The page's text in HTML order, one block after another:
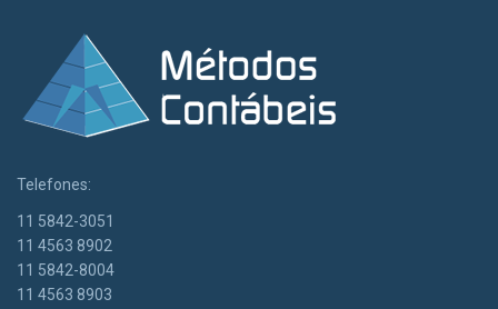
Telefones:
11 5842-3051
11 4563 8902
11 5842-8004
11 4563 8903